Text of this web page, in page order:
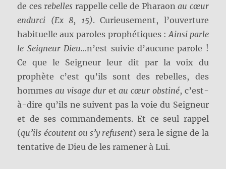
de ces rebelles rappelle celle de Pharaonau cœur
endurci (Ex 8, 15). Curieusement, l’ouverture
habituelle aux paroles prophétiques : Ainsi parle
le Seigneur Dieu…n’est suivie d’aucune parole !
Ce que le Seigneur leur dit par la voix du
prophète c’est qu’ils sont des rebelles, des
hommesau visage duretau cœur obstiné, c’est-
à-dire qu’ils ne suivent pas la voie du Seigneur
et de ses commandements. Et ce seul rappel
(qu’ils écoutent ou s’y refusent) sera le signe de la
tentative de Dieu de les ramener à Lui.